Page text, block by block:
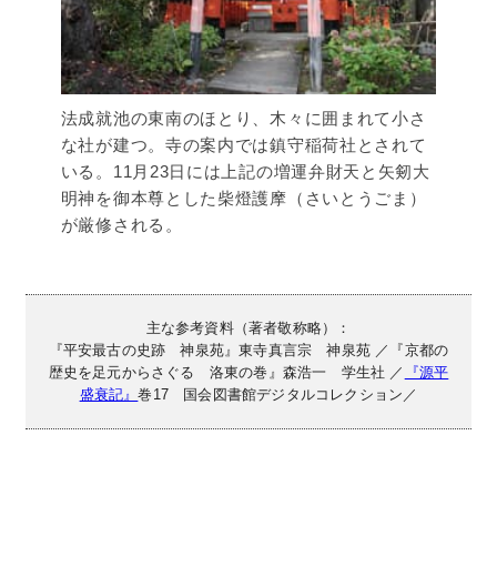
法成就池の東南のほとり、木々に囲まれて小さ
な社が建つ。寺の案内では鎮守稲荷社とされて
いる。11月23日には上記の増運弁財天と矢剱大
明神を御本尊とした柴燈護摩（さいとうごま）
が厳修される。
主な参考資料（著者敬称略）：
『平安最古の史跡 神泉苑』東寺真言宗 神泉苑 ／『京都の
歴史を足元からさぐる 洛東の巻』森浩一 学生社 ／
『源平
盛衰記』巻17 国会図書館デジタルコレクション／